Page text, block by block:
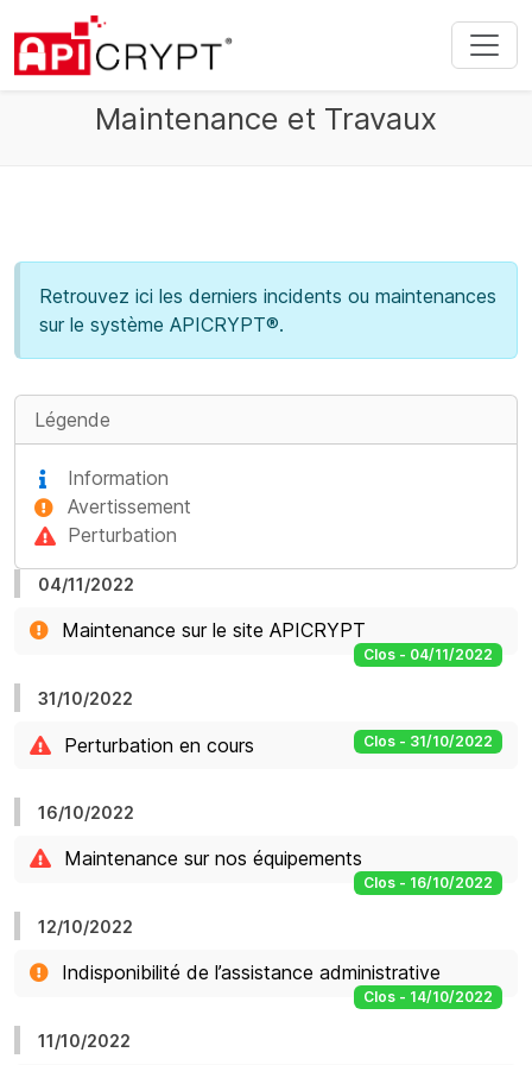
Maintenance et Travaux
Retrouvez ici les derniers incidents ou maintenances
sur le système APICRYPT®.
Légende
Information
Avertissement
Perturbation
04/11/2022
Maintenance sur le site APICRYPT
Clos - 04/11/2022
31/10/2022
Perturbation en cours Clos - 31/10/2022
16/10/2022
Maintenance sur nos équipements
Clos - 16/10/2022
12/10/2022
Indisponibilité de l’assistance administrative
Clos - 14/10/2022
11/10/2022